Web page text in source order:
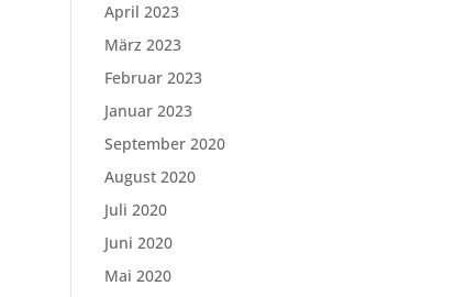
April 2023
März 2023
Februar 2023
Januar 2023
September 2020
August 2020
Juli 2020
Juni 2020
Mai 2020